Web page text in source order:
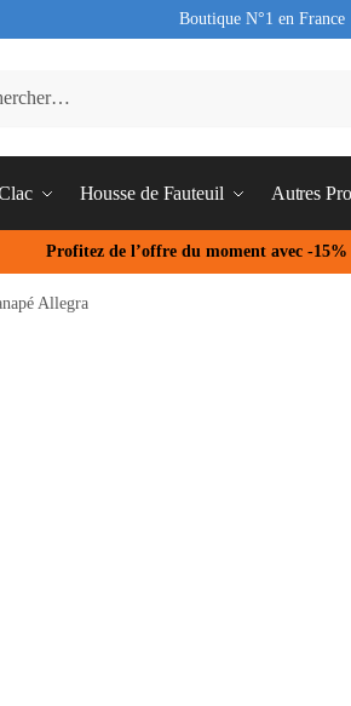
Boutique N°1 en France
Housse de Fauteuil Autres
Profitez de l’offre du moment avec -15%
Allegra